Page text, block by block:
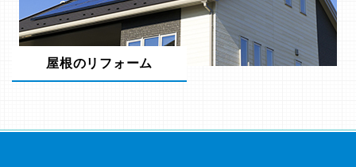
屋根のリフォーム